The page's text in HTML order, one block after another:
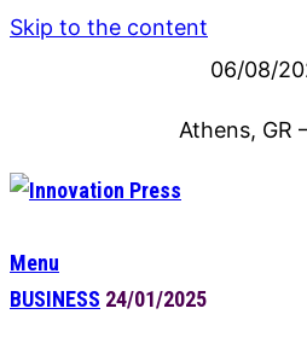
Skip to the content
06/08/
Athens, GR
Menu
BUSINESS 24/01/2025